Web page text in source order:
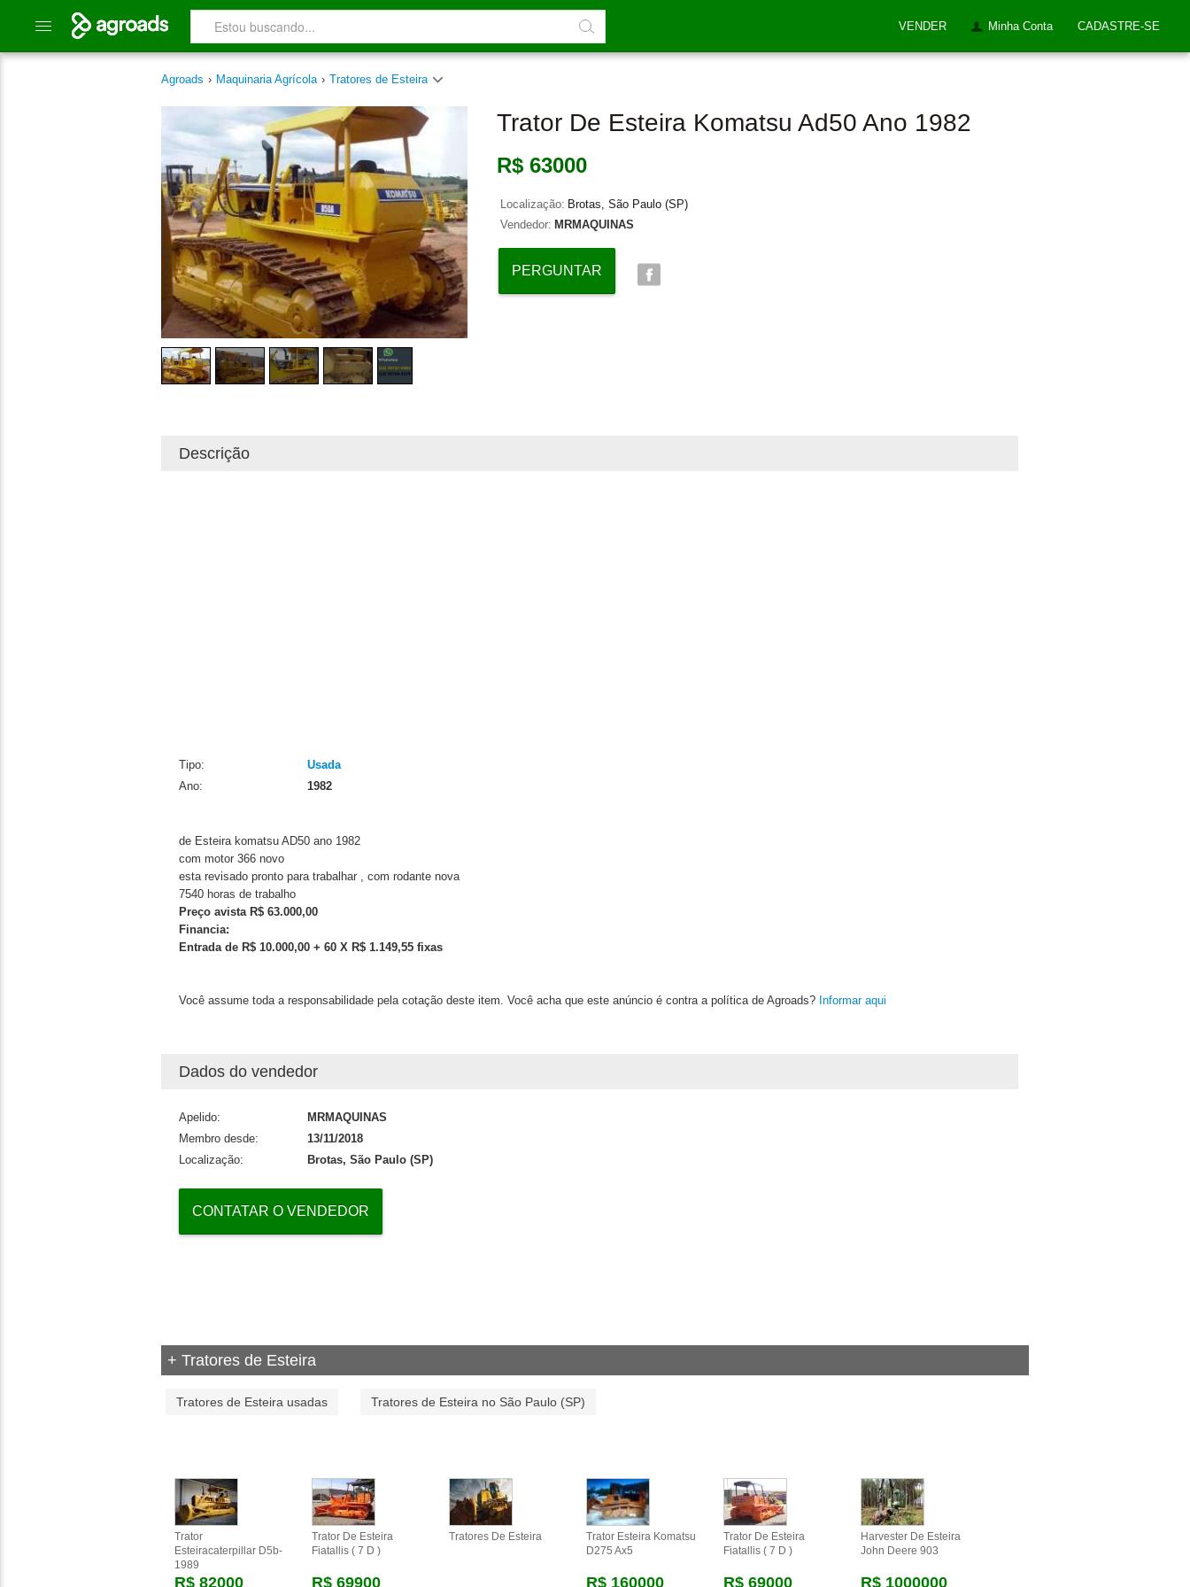
VENDER Minha Conta CADASTRE-SE
Agroads › Maquinaria Agrícola › Tratores de Esteira
Trator De Esteira Komatsu Ad50 Ano 1982
R$ 63000
Localização: Brotas, São Paulo (SP)
Vendedor: MRMAQUINAS
PERGUNTAR
Descrição
Tipo:
Usada
Ano:
1982
de Esteira komatsu AD50 ano 1982
com motor 366 novo
esta revisado pronto para trabalhar , com rodante nova
7540 horas de trabalho
Preço avista R$ 63.000,00
Financia:
Entrada de R$ 10.000,00 + 60 X R$ 1.149,55 fixas
Você assume toda a responsabilidade pela cotação deste item. Você acha que este anúncio é contra a política de Agroads? Informar aqui
Dados do vendedor
Apelido:
MRMAQUINAS
Membro desde:
13/11/2018
Localização:
Brotas, São Paulo (SP)
CONTATAR O VENDEDOR
+ Tratores de Esteira
Tratores de Esteira usadas Tratores de Esteira no São Paulo (SP)
Trator
Esteiracaterpillar D5b-
1989
R$ 82000
Trator De Esteira
Fiatallis ( 7 D )
R$ 69900
Tratores De Esteira
Trator Esteira Komatsu
D275 Ax5
R$ 160000
Trator De Esteira
Fiatallis ( 7 D )
R$ 69000
Harvester De Esteira
John Deere 903
R$ 1000000